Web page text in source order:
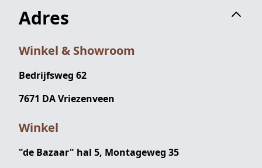
Adres
Winkel & Showroom
Bedrijfsweg 62
7671 DA Vriezenveen
Winkel
"de Bazaar" hal 5, Montageweg 35